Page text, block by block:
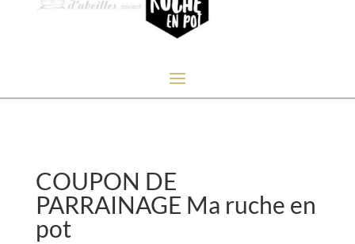
COUPON DE
PARRAINAGE Ma ruche en
pot